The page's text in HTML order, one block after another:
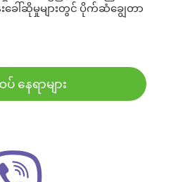
ခေါ်ဆိုမှုများတွင် ပိုက်ဆံချွေတာ
နေရာများ